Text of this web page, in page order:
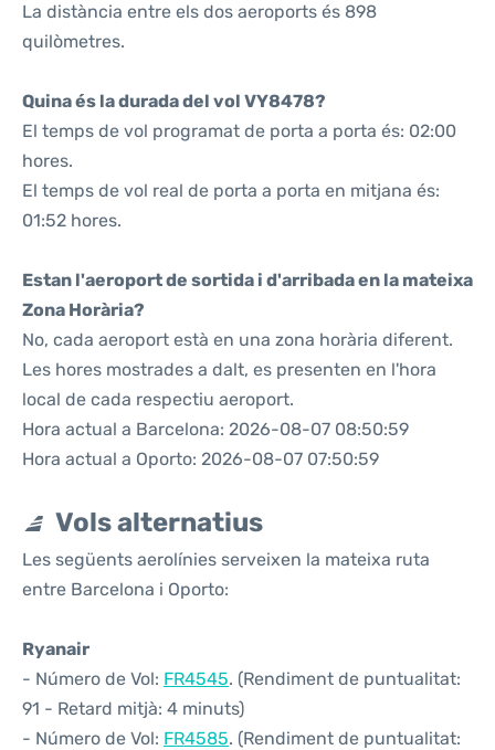
La distància entre els dos aeroports és 898
quilòmetres.
Quina és la durada del vol VY8478?
El temps de vol programat de porta a porta és: 02:00
hores.
El temps de vol real de porta a porta en mitjana és:
01:52 hores.
Estan l'aeroport de sortida i d'arribada en la mateixa
Zona Horària?
No, cada aeroport està en una zona horària diferent.
Les hores mostrades a dalt, es presenten en l'hora
local de cada respectiu aeroport.
Hora actual a Barcelona: 2026-08-07 08:50:59
Hora actual a Oporto: 2026-08-07 07:50:59
Vols alternatius
Les següents aerolínies serveixen la mateixa ruta
entre Barcelona i Oporto:
Ryanair
- Número de Vol: FR4545. (Rendiment de puntualitat:
91 - Retard mitjà: 4 minuts)
- Número de Vol: FR4585. (Rendiment de puntualitat: